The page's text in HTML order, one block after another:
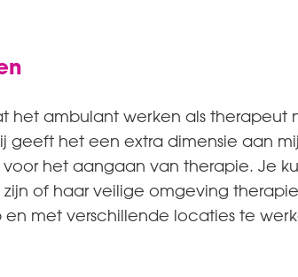
het ambulant werken als therapeut
geeft het een extra dimensie aan
het aangaan van therapie. Je
of haar veilige omgeving
met verschillende locaties te